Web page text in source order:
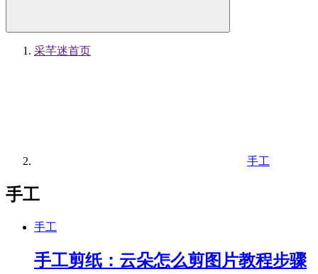
采芊迷首页
手工
手工
手工
手工剪纸：云朵怎么剪图片教程步骤